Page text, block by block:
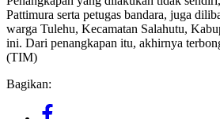
Pattimura serta petugas bandara, juga
warga Tulehu, Kecamatan Salahutu,
ini. Dari penangkapan itu, akhirnya
(TIM)
Bagikan: